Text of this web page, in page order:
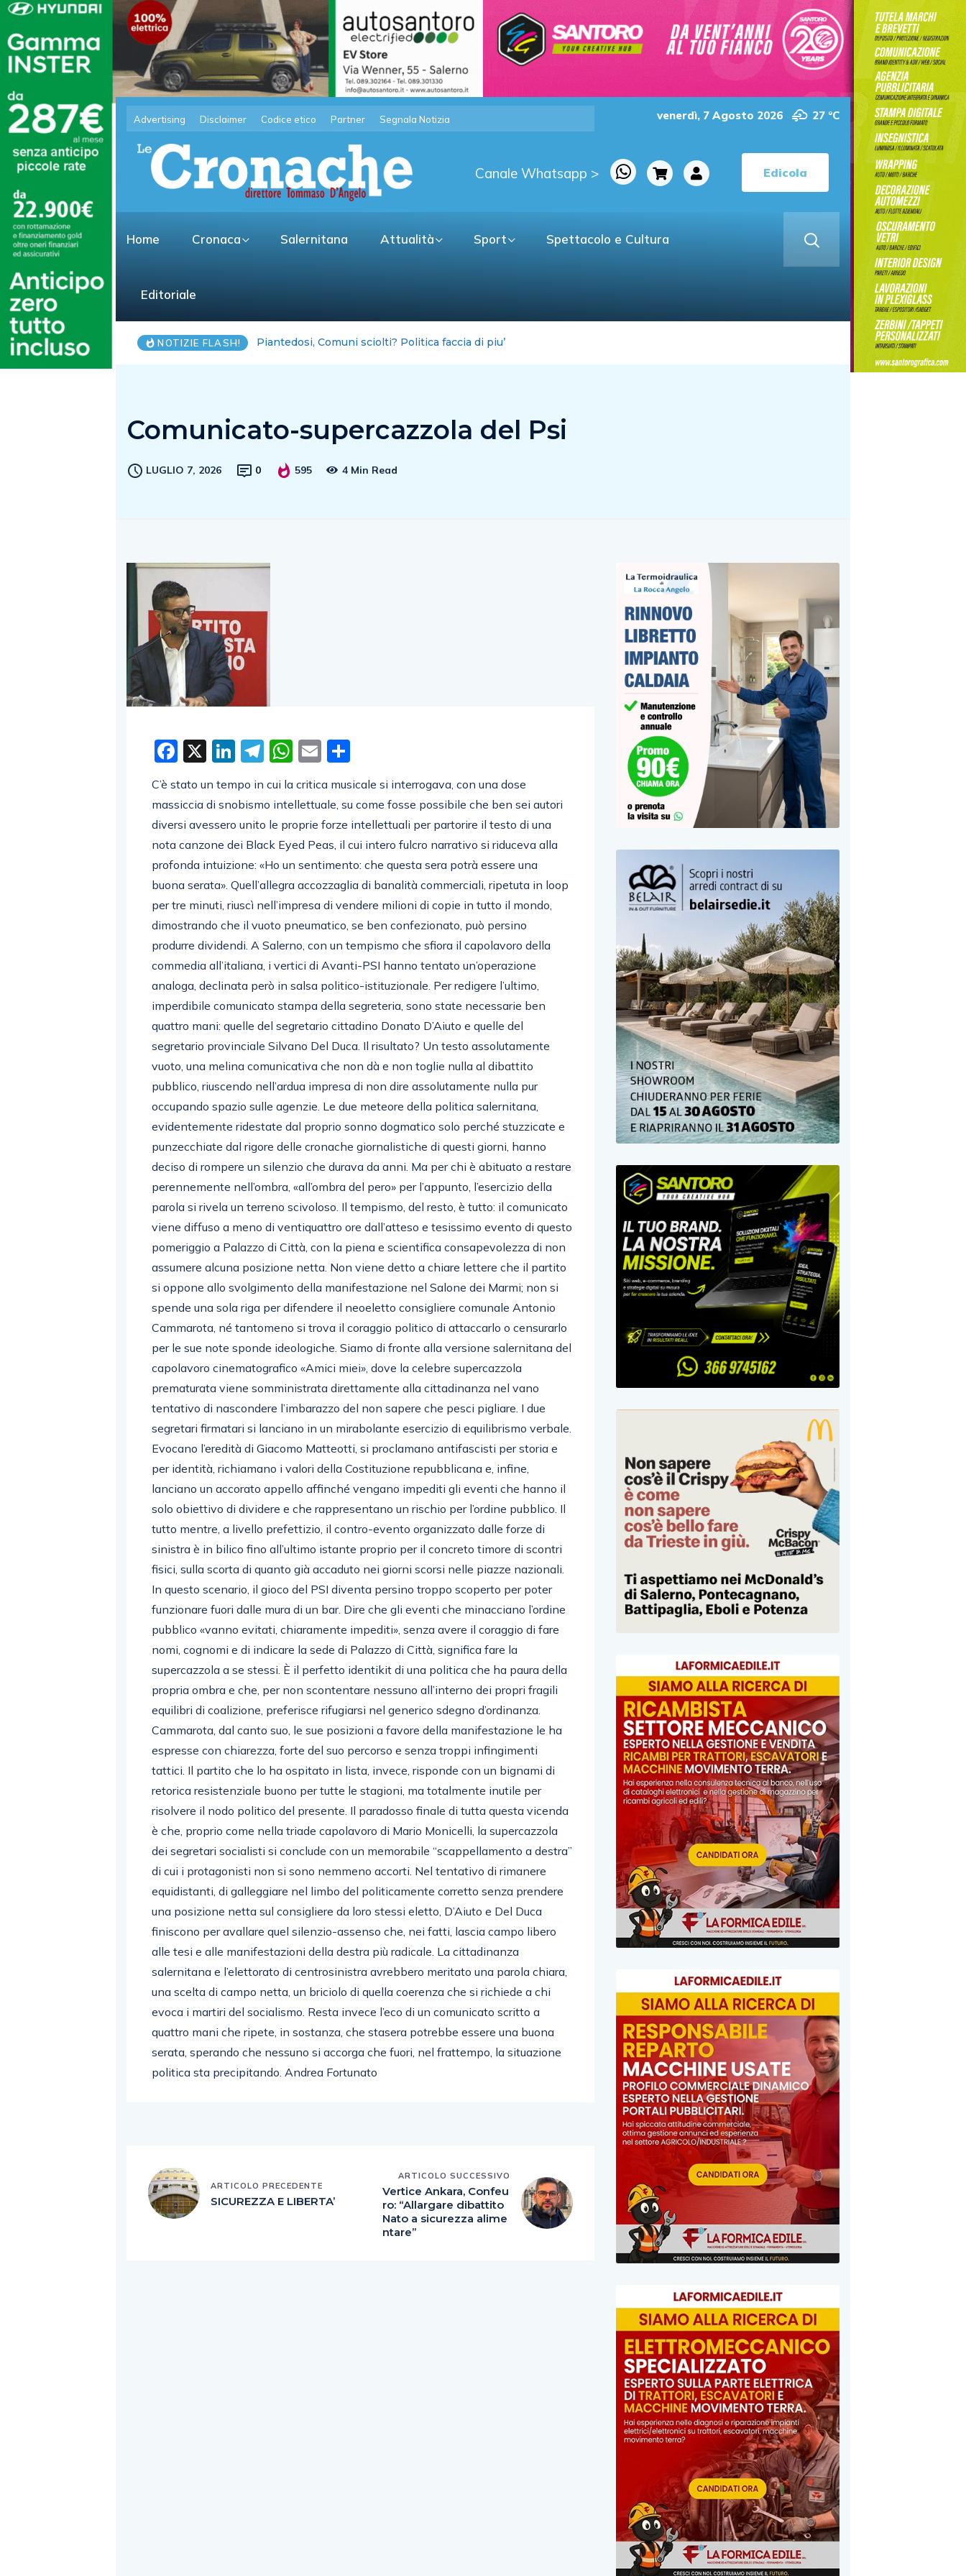
Advertising Disclaimer Codice etico Partner Segnala Notizia venerdì, 7 Agosto 2026 27 °C
Canale Whatsapp > Edicola
Home Cronaca Salernitana Attualità Sport Spettacolo e Cultura
Editoriale
NOTIZIE FLASH! Grand Hotel Salerno, esposto-denuncia del Comune contro la gestione dell’albergo
Comunicato-supercazzola del Psi
LUGLIO 7, 2026 0 595 4 Min Read
Facebook
X LinkedIn
Telegram
WhatsApp
Email
C’è stato un tempo in cui la critica musicale si interrogava, con una dose
massiccia di snobismo intellettuale, su come fosse possibile che ben sei autori
diversi avessero unito le proprie forze intellettuali per partorire il testo di una
nota canzone dei Black Eyed Peas, il cui intero fulcro narrativo si riduceva alla
profonda intuizione: «Ho un sentimento: che questa sera potrà essere una
buona serata». Quell’allegra accozzaglia di banalità commerciali, ripetuta in loop
per tre minuti, riuscì nell’impresa di vendere milioni di copie in tutto il mondo,
dimostrando che il vuoto pneumatico, se ben confezionato, può persino
produrre dividendi. A Salerno, con un tempismo che sfiora il capolavoro della
commedia all’italiana, i vertici di Avanti-PSI hanno tentato un’operazione
analoga, declinata però in salsa politico-istituzionale. Per redigere l’ultimo,
imperdibile comunicato stampa della segreteria, sono state necessarie ben
quattro mani: quelle del segretario cittadino Donato D’Aiuto e quelle del
segretario provinciale Silvano Del Duca. Il risultato? Un testo assolutamente
vuoto, una melina comunicativa che non dà e non toglie nulla al dibattito
pubblico, riuscendo nell’ardua impresa di non dire assolutamente nulla pur
occupando spazio sulle agenzie. Le due meteore della politica salernitana,
evidentemente ridestate dal proprio sonno dogmatico solo perché stuzzicate e
punzecchiate dal rigore delle cronache giornalistiche di questi giorni, hanno
deciso di rompere un silenzio che durava da anni. Ma per chi è abituato a restare
perennemente nell’ombra, «all’ombra del pero» per l’appunto, l’esercizio della
parola si rivela un terreno scivoloso. Il tempismo, del resto, è tutto: il comunicato
viene diffuso a meno di ventiquattro ore dall’atteso e tesissimo evento di questo
pomeriggio a Palazzo di Città, con la piena e scientifica consapevolezza di non
assumere alcuna posizione netta. Non viene detto a chiare lettere che il partito
si oppone allo svolgimento della manifestazione nel Salone dei Marmi; non si
spende una sola riga per difendere il neoeletto consigliere comunale Antonio
Cammarota, né tantomeno si trova il coraggio politico di attaccarlo o censurarlo
per le sue note sponde ideologiche. Siamo di fronte alla versione salernitana del
capolavoro cinematografico «Amici miei», dove la celebre supercazzola
prematurata viene somministrata direttamente alla cittadinanza nel vano
tentativo di nascondere l’imbarazzo del non sapere che pesci pigliare. I due
segretari firmatari si lanciano in un mirabolante esercizio di equilibrismo verbale.
Evocano l’eredità di Giacomo Matteotti, si proclamano antifascisti per storia e
per identità, richiamano i valori della Costituzione repubblicana e, infine,
lanciano un accorato appello affinché vengano impediti gli eventi che hanno il
solo obiettivo di dividere e che rappresentano un rischio per l’ordine pubblico. Il
tutto mentre, a livello prefettizio, il contro-evento organizzato dalle forze di
sinistra è in bilico fino all’ultimo istante proprio per il concreto timore di scontri
fisici, sulla scorta di quanto già accaduto nei giorni scorsi nelle piazze nazionali.
In questo scenario, il gioco del PSI diventa persino troppo scoperto per poter
funzionare fuori dalle mura di un bar. Dire che gli eventi che minacciano l’ordine
pubblico «vanno evitati, chiaramente impediti», senza avere il coraggio di fare
nomi, cognomi e di indicare la sede di Palazzo di Città, significa fare la
supercazzola a se stessi. È il perfetto identikit di una politica che ha paura della
propria ombra e che, per non scontentare nessuno all’interno dei propri fragili
equilibri di coalizione, preferisce rifugiarsi nel generico sdegno d’ordinanza.
Cammarota, dal canto suo, le sue posizioni a favore della manifestazione le ha
espresse con chiarezza, forte del suo percorso e senza troppi infingimenti
tattici. Il partito che lo ha ospitato in lista, invece, risponde con un bignami di
retorica resistenziale buono per tutte le stagioni, ma totalmente inutile per
risolvere il nodo politico del presente. Il paradosso finale di tutta questa vicenda
è che, proprio come nella triade capolavoro di Mario Monicelli, la supercazzola
dei segretari socialisti si conclude con un memorabile “scappellamento a destra”
di cui i protagonisti non si sono nemmeno accorti. Nel tentativo di rimanere
equidistanti, di galleggiare nel limbo del politicamente corretto senza prendere
una posizione netta sul consigliere da loro stessi eletto, D’Aiuto e Del Duca
finiscono per avallare quel silenzio-assenso che, nei fatti, lascia campo libero
alle tesi e alle manifestazioni della destra più radicale. La cittadinanza
salernitana e l’elettorato di centrosinistra avrebbero meritato una parola chiara,
una scelta di campo netta, un briciolo di quella coerenza che si richiede a chi
evoca i martiri del socialismo. Resta invece l’eco di un comunicato scritto a
quattro mani che ripete, in sostanza, che stasera potrebbe essere una buona
serata, sperando che nessuno si accorga che fuori, nel frattempo, la situazione
politica sta precipitando. Andrea Fortunato
ARTICOLO PRECEDENTE
SICUREZZA E LIBERTA’
ARTICOLO SUCCESSIVO
Vertice Ankara, Confeu
ro: “Allargare dibattito
Nato a sicurezza alime
ntare”